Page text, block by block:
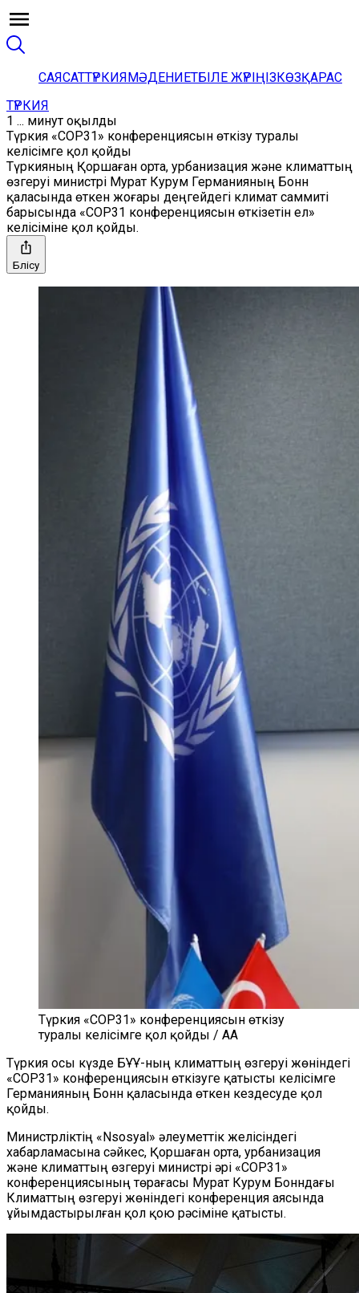
САЯСАТТҮРКИЯМӘДЕНИЕТБІЛЕ ЖҮРІҢІЗКӨЗҚАРАС
ТҮРКИЯ
1 ... минут оқылды
Түркия «COP31» конференциясын өткізу туралы
келісімге қол қойды
Түркияның Қоршаған орта, урбанизация және климаттың
өзгеруі министрі Мурат Курум Германияның Бонн
қаласында өткен жоғары деңгейдегі климат саммиті
барысында «COP31 конференциясын өткізетін ел»
келісіміне қол қойды.
Бөлісу
Түркия «COP31» конференциясын өткізу
туралы келісімге қол қойды / AA
Түркия осы күзде БҰҰ-ның климаттың өзгеруі жөніндегі
«COP31» конференциясын өткізуге қатысты келісімге
Германияның Бонн қаласында өткен кездесуде қол
қойды.
Министрліктің «Nsosyal» әлеуметтік желісіндегі
хабарламасына сәйкес, Қоршаған орта, урбанизация
және климаттың өзгеруі министрі әрі «COP31»
конференциясының төрағасы Мурат Курум Бонндағы
Климаттың өзгеруі жөніндегі конференция аясында
ұйымдастырылған қол қою рәсіміне қатысты.